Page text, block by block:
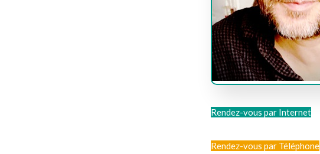
Rendez-vous par Internet
Rendez-vous par Téléphone